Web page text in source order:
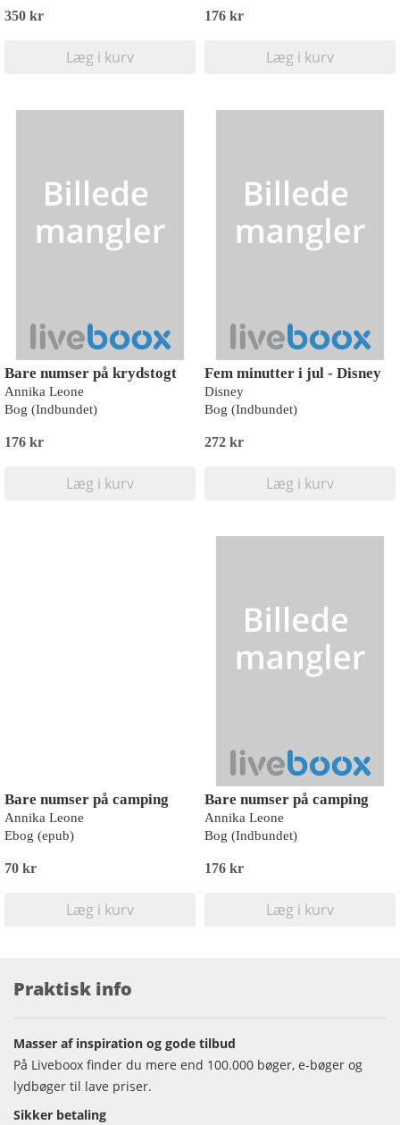
350 kr
Læg i kurv
176 kr
Læg i kurv
Bare numser på krydstogt
Annika Leone
Bog (Indbundet)
176 kr
Læg i kurv
Fem minutter i jul - Disney
Disney
Bog (Indbundet)
272 kr
Læg i kurv
Bare numser på camping
Annika Leone
Ebog (epub)
70 kr
Læg i kurv
Bare numser på camping
Annika Leone
Bog (Indbundet)
176 kr
Læg i kurv
Praktisk info
Masser af inspiration og gode tilbud
På Liveboox finder du mere end 100.000 bøger, e-bøger og
lydbøger til lave priser.
Sikker betaling